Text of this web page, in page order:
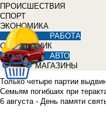
ПРОИСШЕСТВИЯ
СПОРТ
ЭКОНОМИКА
РАБОТА
СПРАВОЧНИК
АВТО
МАГАЗИНЫ
Только четыре партии
Семьям погибших при
6 августа - День памяти